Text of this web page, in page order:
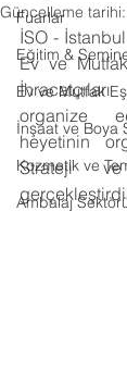
Fuarlar
Eğitim &
Ev ve Mutfak
İnşaat ve Boya
Kozmetik ve
Ambalaj
Güncelleme tarihi:
İSO -
Ev ve
organize
heyetinin
Strateji ve